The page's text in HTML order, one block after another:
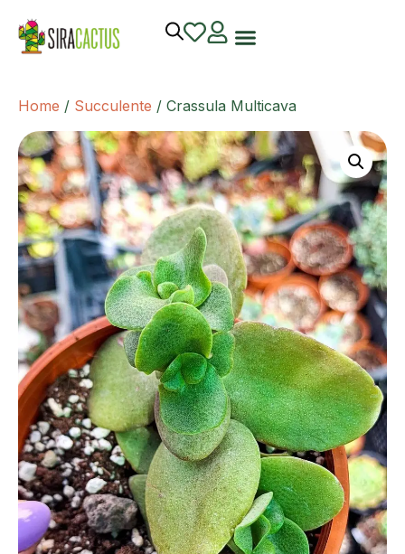
Home / Succulente / Crassula Multicava